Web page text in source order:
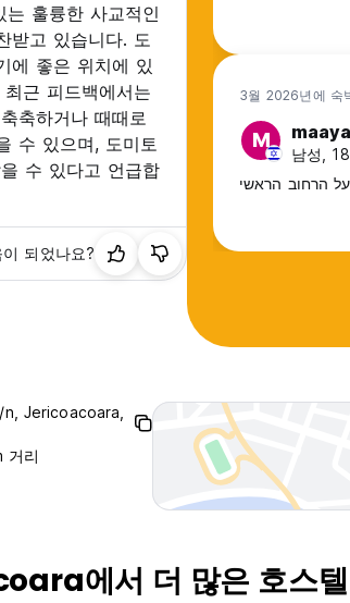
훌륭한 사교적인
받고 있습니다. 도
에 좋은 위치에 있
근 피드백에서는
축하거나 때때로
수 있으며, 도미토
수 있다고 언급합
이 되었나요?
3월 2026년에 숙
M
남성,
הרחוב הראשי
Jericoacoara,
거리
에서 더 많은 호스텔